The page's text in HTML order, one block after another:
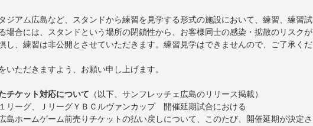
ジアム広島など、スタンドから練習を見学する形式の施設において、練習、練習試
場合には、スタンドという場所の閉鎖性から、お客様同士の感染・拡散のリスクが
し、練習は非公開とさせていただきます。練習見学はできませんので、ご了承くだ
いただきますよう、お願い申し上げます。
チケット対応について （以下、サンフレッチェ広島のリリース掲載）
リーグ、ＪリーグＹＢＣルヴァンカップ 開催延期試合における
島ホームゲーム前売りチケットの払い戻しについて、このたび、開催延期が決定さ